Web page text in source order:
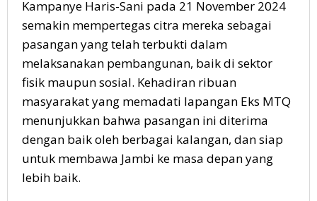
Kampanye Haris-Sani pada 21 November 2024
semakin mempertegas citra mereka sebagai
pasangan yang telah terbukti dalam
melaksanakan pembangunan, baik di sektor
fisik maupun sosial. Kehadiran ribuan
masyarakat yang memadati lapangan Eks MTQ
menunjukkan bahwa pasangan ini diterima
dengan baik oleh berbagai kalangan, dan siap
untuk membawa Jambi ke masa depan yang
lebih baik.